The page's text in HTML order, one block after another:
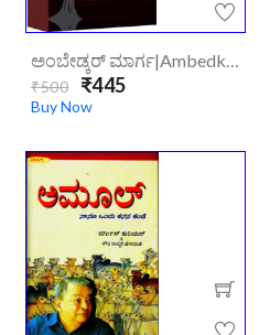
ಅಂಬೇಡ್ಕರ್ ಮಾರ್ಗ|ambedkar-Maarga/
₹500 ₹445
Buy Now